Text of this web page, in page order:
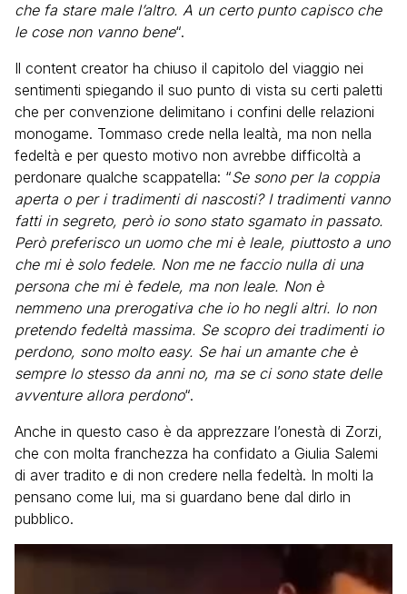
che fa stare male l’altro. A un certo punto capisco che
le cose non vanno bene“.
Il content creator ha chiuso il capitolo del viaggio nei
sentimenti spiegando il suo punto di vista su certi paletti
che per convenzione delimitano i confini delle relazioni
monogame. Tommaso crede nella lealtà, ma non nella
fedeltà e per questo motivo non avrebbe difficoltà a
perdonare qualche scappatella: “Se sono per la coppia
aperta o per i tradimenti di nascosti? I tradimenti vanno
fatti in segreto, però io sono stato sgamato in passato.
Però preferisco un uomo che mi è leale, piuttosto a uno
che mi è solo fedele. Non me ne faccio nulla di una
persona che mi è fedele, ma non leale. Non è
nemmeno una prerogativa che io ho negli altri. Io non
pretendo fedeltà massima. Se scopro dei tradimenti io
perdono, sono molto easy. Se hai un amante che è
sempre lo stesso da anni no, ma se ci sono state delle
avventure allora perdono“.
Anche in questo caso è da apprezzare l’onestà di Zorzi,
che con molta franchezza ha confidato a Giulia Salemi
di aver tradito e di non credere nella fedeltà. In molti la
pensano come lui, ma si guardano bene dal dirlo in
pubblico.